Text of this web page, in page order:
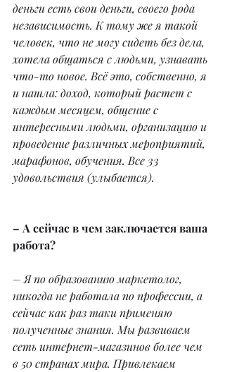
деньги есть свои деньги, своего рода
независимость. К тому же я такой
человек, что не могу сидеть без дела,
хотела общаться с людьми, узнавать
что-то новое. Всё это, собственно, я
и нашла: доход, который растет с
каждым месяцем, общение с
интересными людьми, организацию и
проведение различных мероприятий,
марафонов, обучения. Все 33
удовольствия (улыбается).
– А сейчас в чем заключается ваша
работа?
– Я по образованию маркетолог,
никогда не работала по профессии, а
сейчас как раз таки применяю
полученные знания. Мы развиваем
сеть интернет-магазинов более чем
в 50 странах мира. Привлекаем